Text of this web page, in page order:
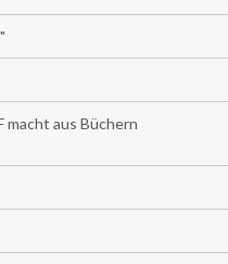
macht aus Büchern